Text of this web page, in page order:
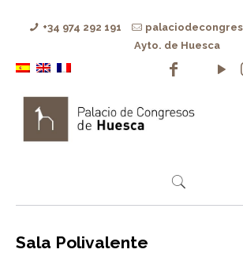
+34 974 292 191
Ayto. de Huesca
Sala Polivalente